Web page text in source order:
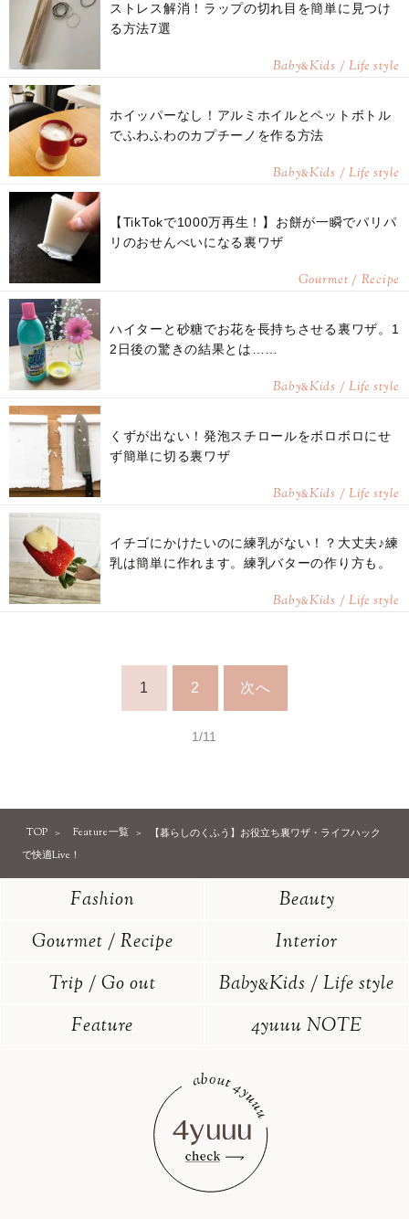
ストレス解消！ラップの切れ目を簡単に見つけ
る方法7選
Baby&Kids / Life style
ホイッパーなし！アルミホイルとペットボトル
でふわふわのカプチーノを作る方法
Baby&Kids / Life style
【TikTokで1000万再生！】お餅が一瞬でパリパ
リのおせんべいになる裏ワザ
Gourmet / Recipe
ハイターと砂糖でお花を長持ちさせる裏ワザ。1
2日後の驚きの結果とは……
Baby&Kids / Life style
くずが出ない！発泡スチロールをボロボロにせ
ず簡単に切る裏ワザ
Baby&Kids / Life style
イチゴにかけたいのに練乳がない！？大丈夫♪練
乳は簡単に作れます。練乳バターの作り方も。
Baby&Kids / Life style
1 2 次へ
1/11
TOP Feature一覧
【暮らしのくふう】お役立ち裏ワザ・ライフハック
で快適Live！
Fashion
Beauty
Gourmet / Recipe
Interior
Trip / Go out
Baby&Kids / Life style
Feature
4yuuu NOTE